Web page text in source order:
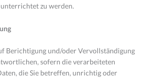
zu werden.
Berichtigung und/oder Vervollständigung
sofern die verarbeiteten
die Sie betreffen, unrichtig oder